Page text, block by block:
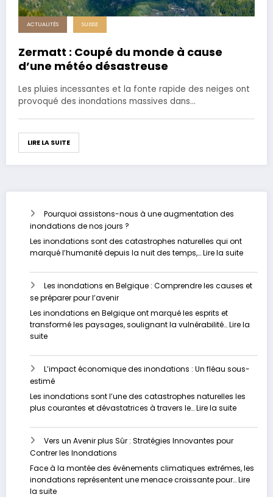
ACTUALITÉS SUISSE
Zermatt : Coupé du monde à cause
d’une météo désastreuse
Les pluies incessantes et la fonte rapide des neiges ont
provoqué des inondations massives dans…
LIRE LA SUITE
Pourquoi assistons-nous à une augmentation des
inondations de nos jours ?
Les inondations sont des catastrophes naturelles qui ont
marqué l’humanité depuis la nuit des temps,…Lire la suite:
nous
de
nos
Les inondations en Belgique : Comprendre les causes et
se préparer pour l’avenir
Les inondations en Belgique ont marqué les esprits et
transformé les paysages, soulignant la vulnérabilité…Lire la
suite:
inondations
en
Belgique
:
Comprendre
causes
et
se
préparer
pour
l’avenir
L’impact économique des inondations : Un fléau sous-
estimé
Les inondations sont l’une des catastrophes naturelles les
plus courantes et dévastatrices à travers le…Lire la suite:
:
Un
Vers un Avenir plus Sûr : Stratégies Innovantes pour
Contrer les Inondations
Face à la montée des événements climatiques extrêmes, les
inondations représentent une menace croissante pour…Lire
la suite: